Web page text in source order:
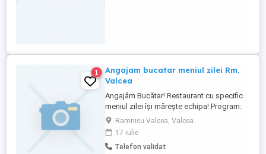
1
Angajam bucatar meniul zilei Rm.
Valcea
Angajăm Bucătar! Restaurant cu specific
meniul zilei își mărește echipa! Program:
luni vineri, doar de dimineață. Salariu
atractiv, în funcție de experiență. Program
stabil. Mediu de lucru plăcut și echipă
serioasă. Căutăm o persoană cu
Ramnicu Valcea, Valcea
17 iulie
Telefon validat